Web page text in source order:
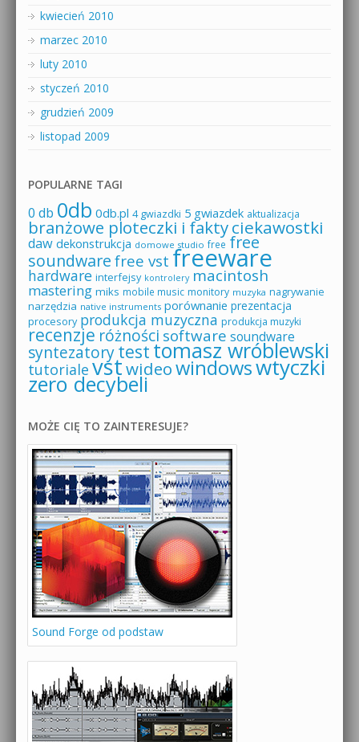
kwiecień 2010
marzec 2010
luty 2010
styczeń 2010
grudzień 2009
listopad 2009
POPULARNE TAGI
0 db 0db 0db.pl 4 gwiazdki 5 gwiazdek aktualizacja
branżowe ploteczki i faktyciekawostki
daw dekonstrukcja domowe studio free free
soundware free vst freeware
hardware interfejsy kontrolery macintosh
mastering miks mobile music monitory muzyka nagrywanie
narzędzia native instruments porównanie prezentacja
procesory produkcja muzyczna produkcja muzyki
recenzje różności software soundware
syntezatorytesttomasz wróblewski
tutoriale vstwideowindowswtyczki
zero decybeli
MOŻE CIĘ TO ZAINTERESUJE?
Sound Forge od podstaw